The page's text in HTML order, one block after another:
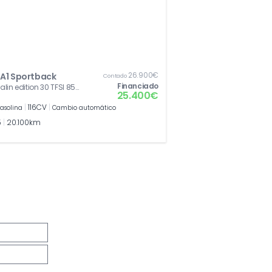
Sportback
edition 30 TFSI 85
Contado26.900€
Financiado
25.400€
116CV Cambio automático
20.100km